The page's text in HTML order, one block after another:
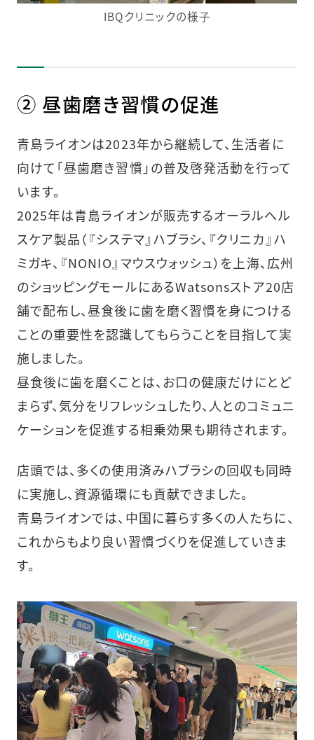
IBQクリニックの様子
② 昼歯磨き習慣の促進
青島ライオンは2023年から継続して、生活者に
向けて「昼歯磨き習慣」の普及啓発活動を行って
います。
2025年は青島ライオンが販売するオーラルヘル
スケア製品（『システマ』ハブラシ、『クリニカ』ハ
ミガキ、『NONIO』マウスウォッシュ）を上海、広州
のショッピングモールにあるWatsonsストア20店
舗で配布し、昼食後に歯を磨く習慣を身につける
ことの重要性を認識してもらうことを目指して実
施しました。
昼食後に歯を磨くことは、お口の健康だけにとど
まらず、気分をリフレッシュしたり、人とのコミュニ
ケーションを促進する相乗効果も期待されます。
店頭では、多くの使用済みハブラシの回収も同時
に実施し、資源循環にも貢献できました。
青島ライオンでは、中国に暮らす多くの人たちに、
これからもより良い習慣づくりを促進していきま
す。